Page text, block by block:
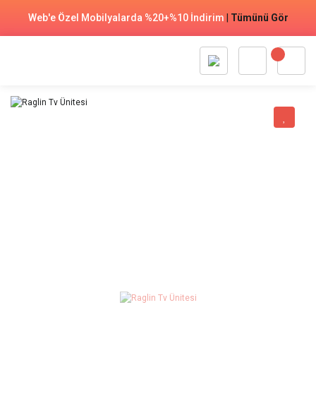
Web'e Özel Mobilyalarda %20+%10 İndirim Tümünü Gör